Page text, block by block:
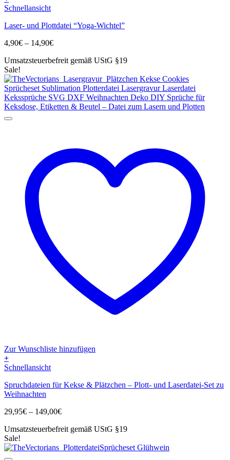
Dieses
weist
Varianten
Die
Optionen
können
auf
der
Produktseite
gewählt
Schnellansicht
Laser- und Plottdatei “Yoga-Wichtel”
4,90€ – 14,90€Preisspanne:
bis
Umsatzsteuerbefreit gemäß UStG §19
Sale!
Zur Wunschliste hinzufügen
+
Dieses
weist
mehrere
auf.
Optionen
können
auf
Schnellansicht
Spruchdateien für Kekse & Plätzchen – Plott- und Laserdatei-Set zu
Weihnachten
29,95€ – 149,00€Preisspanne:
bis
Umsatzsteuerbefreit gemäß UStG §19
Sale!